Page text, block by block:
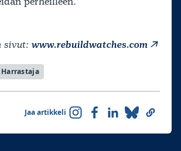
sivut: www.rebuildwatches.com
Harrastaja
Jaa artikkeli